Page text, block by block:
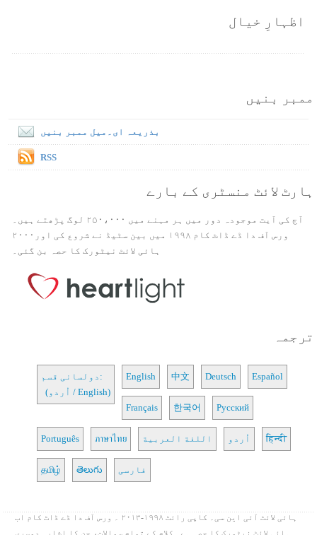
اظہارِ خیال
ممبر بنیں
بذریعہ ای۔میل ممبر بنیں
RSS
ہارٹ لائٹ منسٹری کے بارے
آج کی آیت موجودہ دور میں ہر مہنے میں ۲۵۰،۰۰۰ لوگ پڑھتے ہیں۔
ورس آف دا ڈے ڈاٹ کام ۱۹۹۸ میں بین سٹیڈ نے شروع کی اور۲۰۰۰
ہائی لائٹ نیٹورک کا حصہ بن گئی۔
ترجمہ
دولسانی قسم:
(اُردو / English)
English 中文 Deutsch Español
Français 한국어 Русский
Português ภาษาไทย اللغة العربية اُردو हिन्दी
தமிழ் తెలుగు فارسی
ہائی لائٹ آئی این سی۔ کاپی رائٹ ۱۹۹۸-۲۰۱۳ ۔ ورس آف دا ڈے ڈاٹ کام اب